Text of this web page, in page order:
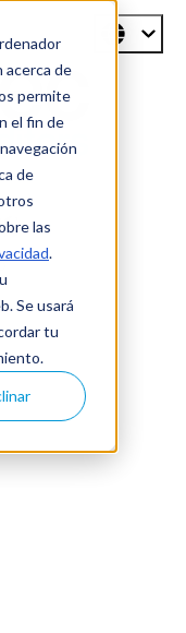
acerca de
permite
el fin de
de
las
.
Se usará
tu